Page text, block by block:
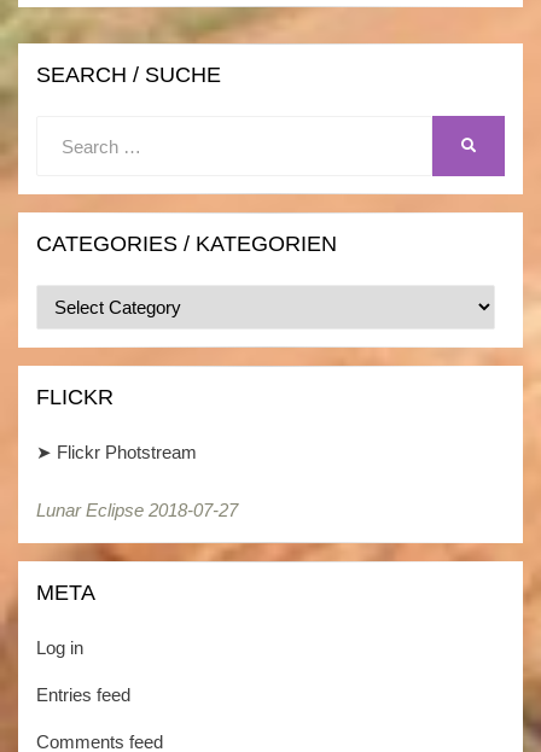
SEARCH / SUCHE
CATEGORIES / KATEGORIEN
Categories
/
FLICKR
➤ Flickr Photstream
Lunar Eclipse 2018-07-27
Lunar Eclipse 2018-07-27
META
Log in
Entries feed
Comments feed